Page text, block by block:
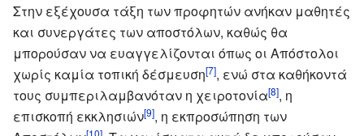
Στην εξέχουσα τάξη των προφητών ανήκαν μαθητές
και συνεργάτες των αποστόλων, καθώς θα
μπορούσαν να ευαγγελίζονται όπως οι Απόστολοι
χωρίς καμία τοπική δέσμευση[7], ενώ στα καθήκοντά
τους συμπεριλαμβανόταν η χειροτονία[8], η
επισκοπή εκκλησιών[9], η εκπροσώπηση των
[10]